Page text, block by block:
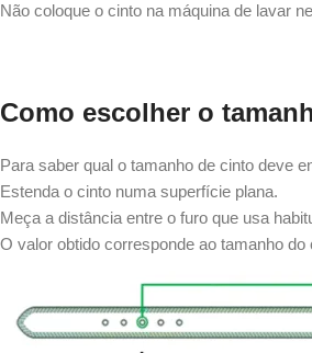
Não coloque o cinto na máquina de lavar
Como escolher o
Para saber qual o tamanho de cinto deve
Estenda o cinto numa superfície plana.
Meça a distância entre o furo que usa
O valor obtido corresponde ao tamanho